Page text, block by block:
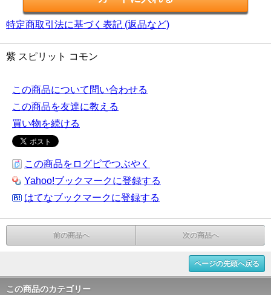
特定商取引法に基づく表記 (返品など)
紫 スピリット コモン
この商品について問い合わせる
この商品を友達に教える
買い物を続ける
この商品をログピでつぶやく
Yahoo!ブックマークに登録する
はてなブックマークに登録する
前の商品へ 次の商品へ
ページの先頭へ戻る
この商品のカテゴリー